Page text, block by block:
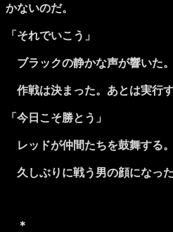
かないのだ。
「それでいこう」
ブラックの静かな声が響いた。
作戦は決まった。あとは実行す
「今日こそ勝とう」
レッドが仲間たちを鼓舞する。
久しぶりに戦う男の顔になっ
＊